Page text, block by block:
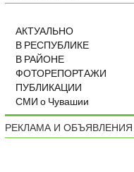
АКТУАЛЬНО
В РЕСПУБЛИКЕ
В РАЙОНЕ
ФОТОРЕПОРТАЖИ
ПУБЛИКАЦИИ
СМИ о Чувашии
РЕКЛАМА И ОБЪЯВЛЕНИЯ